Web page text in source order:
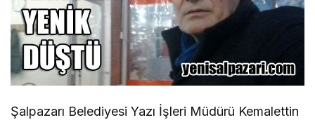
Şalpazarı Belediyesi Yazı İşleri Müdürü Kemalettin